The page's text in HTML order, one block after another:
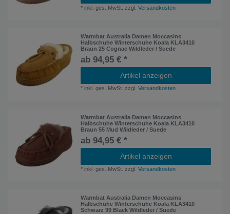
* inkl. ges. MwSt. zzgl.Versandkosten
Warmbat Australia Damen Moccasins
Halbschuhe Winterschuhe Koala KLA3410
Braun 25 Cognac Wildleder / Suede
ab 94,95 € *
Artikel anzeigen
* inkl. ges. MwSt. zzgl.Versandkosten
Warmbat Australia Damen Moccasins
Halbschuhe Winterschuhe Koala KLA3410
Braun 55 Mud Wildleder / Suede
ab 94,95 € *
Artikel anzeigen
* inkl. ges. MwSt. zzgl.Versandkosten
Warmbat Australia Damen Moccasins
Halbschuhe Winterschuhe Koala KLA3410
Schwarz 99 Black Wildleder / Suede